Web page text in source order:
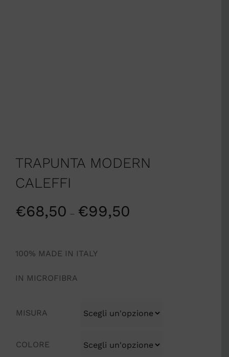
TRAPUNTA MODERN
CALEFFI
€68,50 – €99,50
100% MADE IN ITALY
IN MICROFIBRA
MISURA
COLORE